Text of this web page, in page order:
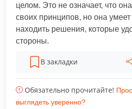
целом. Это не означает, что
своих принципов, но она умеет
находить решения, которые
стороны.
В закладки
Обязательно прочитайте!
выглядеть уверенно?